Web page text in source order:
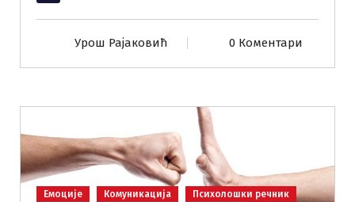
Урош Рајаковић 0 Коментари
Емоције Комуникација Психолошки речник